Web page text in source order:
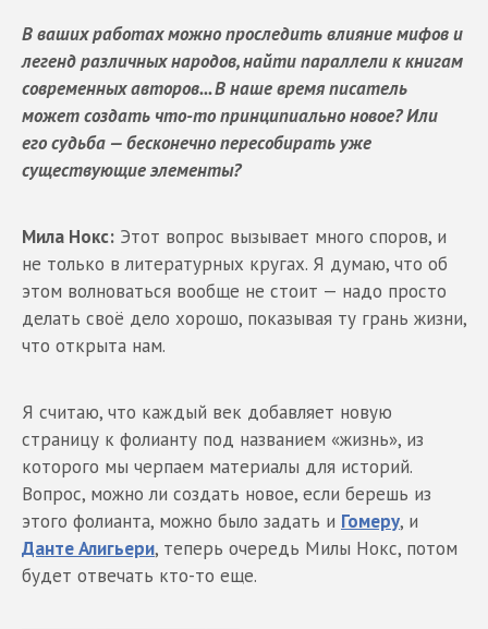
В ваших работах можно проследить влияние мифов и
легенд различных народов, найти параллели к книгам
современных авторов... В наше время писатель
может создать что-то принципиально новое? Или
его судьба — бесконечно пересобирать уже
существующие элементы?
Мила Нокс: Этот вопрос вызывает много споров, и
не только в литературных кругах. Я думаю, что об
этом волноваться вообще не стоит — надо просто
делать своё дело хорошо, показывая ту грань жизни,
что открыта нам.
Я считаю, что каждый век добавляет новую
страницу к фолианту под названием «жизнь», из
которого мы черпаем материалы для историй.
Вопрос, можно ли создать новое, если берешь из
этого фолианта, можно было задать и Гомеру, и
Данте Алигьери, теперь очередь Милы Нокс, потом
будет отвечать кто-то еще.